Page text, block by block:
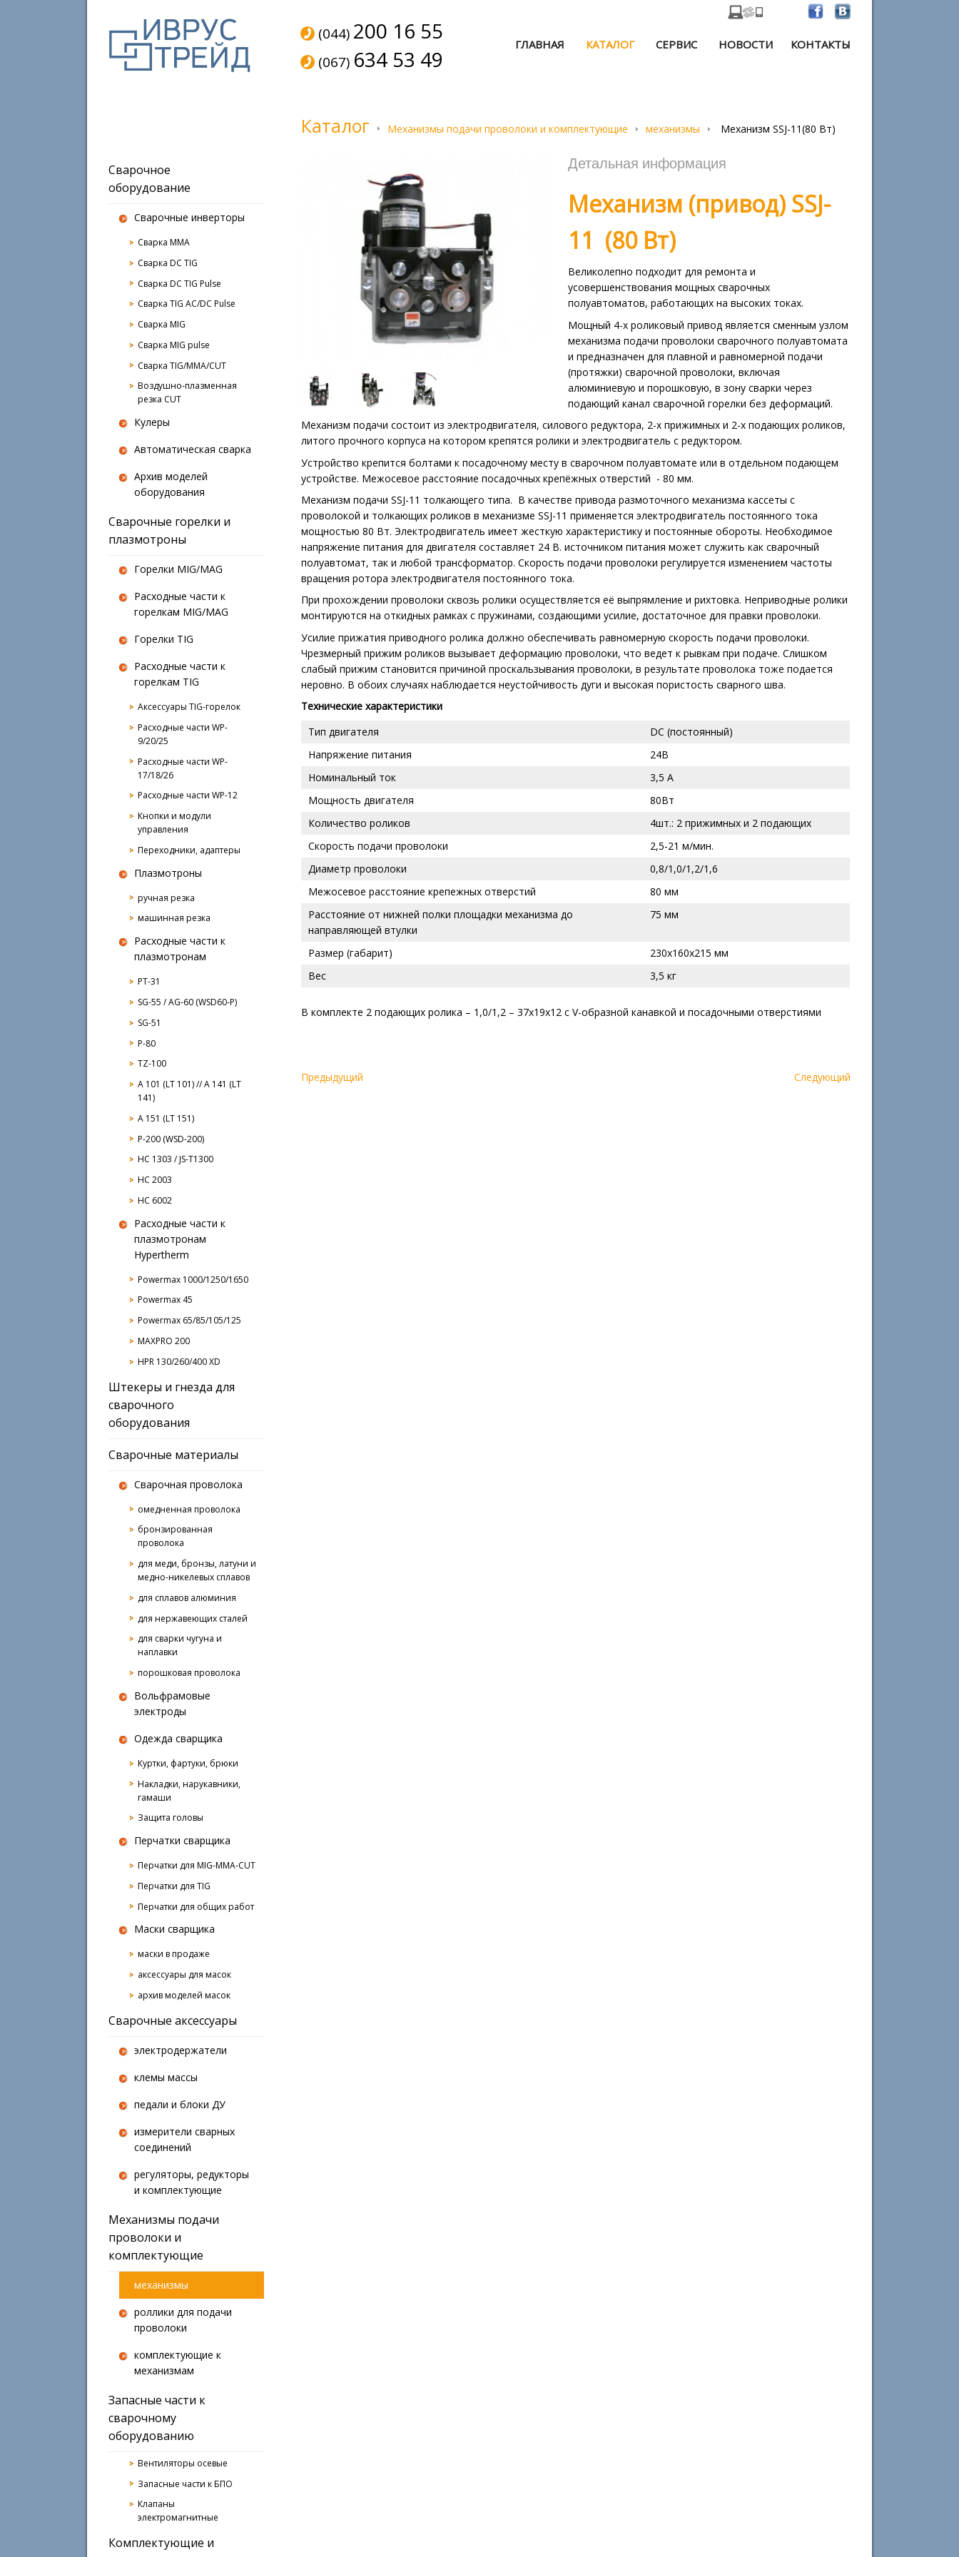
(044) 200 16 55
(067) 634 53 49
ГЛАВНАЯ КАТАЛОГ СЕРВИС НОВОСТИ КОНТАКТЫ
Каталог Механизмы подачи проволоки и комплектующие механизмы Механизм SSJ-11(80 Вт)
Сварочное
оборудование
Сварочные инверторы
Сварка MMA
Сварка DC TIG
Сварка DC TIG Pulse
Сварка TIG AC/DC Pulse
Сварка MIG
Сварка MIG pulse
Сварка TIG/MMA/CUT
Воздушно-плазменная
резка CUT
Кулеры
Автоматическая сварка
Архив моделей
оборудования
Сварочные горелки и
плазмотроны
Горелки MIG/MAG
Расходные части к
горелкам MIG/MAG
Горелки TIG
Расходные части к
горелкам TIG
Аксессуары TIG-горелок
Расходные части WP-
9/20/25
Расходные части WP-
17/18/26
Расходные части WP-12
Кнопки и модули
управления
Переходники, адаптеры
Плазмотроны
ручная резка
машинная резка
Расходные части к
плазмотронам
PT-31
SG-55 / AG-60 (WSD60-P)
SG-51
P-80
TZ-100
A 101 (LT 101) // A 141 (LT
141)
A 151 (LT 151)
P-200 (WSD-200)
HC 1303 / JS-T1300
HC 2003
HC 6002
Расходные части к
плазмотронам
Hypertherm
Powermax 1000/1250/1650
Powermax 45
Powermax 65/85/105/125
MAXPRO 200
HPR 130/260/400 XD
Штекеры и гнезда для
сварочного
оборудования
Сварочные материалы
Сварочная проволока
омедненная проволока
бронзированная
проволока
для меди, бронзы, латуни и
медно-никелевых сплавов
для сплавов алюминия
для нержавеющих сталей
для сварки чугуна и
наплавки
порошковая проволока
Вольфрамовые
электроды
Одежда сварщика
Куртки, фартуки, брюки
Накладки, нарукавники,
гамаши
Защита головы
Перчатки сварщика
Перчатки для MIG-MMA-CUT
Перчатки для TIG
Перчатки для общих работ
Маски сварщика
маски в продаже
аксессуары для масок
архив моделей масок
Сварочные аксессуары
электродержатели
клемы массы
педали и блоки ДУ
измерители сварных
соединений
регуляторы, редукторы
и комплектующие
Механизмы подачи
проволоки и
комплектующие
механизмы
роллики для подачи
проволоки
комплектующие к
механизмам
Запасные части к
сварочному
оборудованию
Вентиляторы осевые
Запасные части к БПО
Клапаны
электромагнитные
Комплектующие и
Детальная информация
Механизм (привод) SSJ-
11 (80 Вт)
Великолепно подходит для ремонта и
усовершенствования мощных сварочных
полуавтоматов, работающих на высоких токах.
Мощный 4-х роликовый привод является сменным узлом
механизма подачи проволоки сварочного полуавтомата
и предназначен для плавной и равномерной подачи
(протяжки) сварочной проволоки, включая
алюминиевую и порошковую, в зону сварки через
подающий канал сварочной горелки без деформаций.
Механизм подачи состоит из электродвигателя, силового редуктора, 2-x прижимных и 2-x подающих роликов,
литого прочного корпуса на котором крепятся ролики и электродвигатель с редуктором.
Устройство крепится болтами к посадочному месту в сварочном полуавтомате или в отдельном подающем
устройстве. Межосевое расстояние посадочных крепёжных отверстий - 80 мм.
Механизм подачи SSJ-11 толкающего типа. В качестве привода размоточного механизма кассеты с
проволокой и толкающих роликов в механизме SSJ-11 применяется электродвигатель постоянного тока
мощностью 80 Вт. Электродвигатель имеет жесткую характеристику и постоянные обороты. Необходимое
напряжение питания для двигателя составляет 24 В. источником питания может служить как сварочный
полуавтомат, так и любой трансформатор. Скорость подачи проволоки регулируется изменением частоты
вращения ротора электродвигателя постоянного тока.
При прохождении проволоки сквозь ролики осуществляется её выпрямление и рихтовка. Неприводные ролики
монтируются на откидных рамках с пружинами, создающими усилие, достаточное для правки проволоки.
Усилие прижатия приводного ролика должно обеспечивать равномерную скорость подачи проволоки.
Чрезмерный прижим роликов вызывает деформацию проволоки, что ведет к рывкам при подаче. Слишком
слабый прижим становится причиной проскальзывания проволоки, в результате проволока тоже подается
неровно. В обоих случаях наблюдается неустойчивость дуги и высокая пористость сварного шва.
Технические характеристики
Тип двигателя
DC (постоянный)
Напряжение питания
24В
Номинальный ток
3,5 А
Мощность двигателя
80Вт
Количество роликов
4шт.: 2 прижимных и 2 подающих
Скорость подачи проволоки
2,5-21 м/мин.
Диаметр проволоки
0,8/1,0/1,2/1,6
Межосевое расстояние крепежных отверстий
80 мм
Расстояние от нижней полки площадки механизма до
направляющей втулки
75 мм
Размер (габарит)
230х160х215 мм
Вес
3,5 кг
В комплекте 2 подающих ролика – 1,0/1,2 – 37х19х12 с V-образной канавкой и посадочными отверстиями
Предыдущий Следующий